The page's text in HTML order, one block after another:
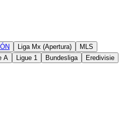
Liga Mx (Apertura)
MLS
A Ligue 1 Bundesliga
Eredivisie